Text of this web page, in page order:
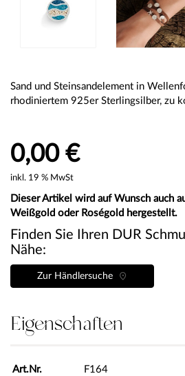
Sand und Steinsandelement in
rhodiniertem 925er Sterlingsilber, zu
0,00 €
inkl. 19 % MwSt
Dieser Artikel wird auf Wunsch auch
Weißgold oder Roségold hergestellt.
Finden Sie Ihren DUR
Nähe:
Zur Händlersuche
Eigenschaften
Art.Nr.
F164